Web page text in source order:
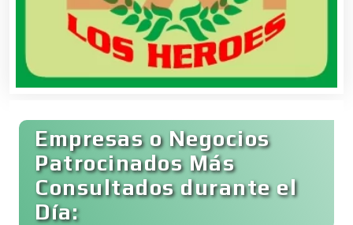
Banquetes
Bares y Cantinas
Basculas
Bebidas
Empresas o Negocios
Patrocinados Más
Consultados durante el
Día: